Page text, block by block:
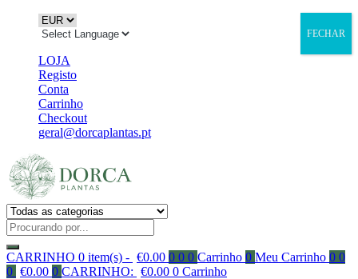
LOJA
Registo
Conta
Carrinho
Checkout
geral@dorcaplantas.pt
CARRINHO 0 item(s) - €0.00 0 0 0 Carrinho 0 Meu Carrinho 0 0
0 €0.00 0 CARRINHO: €0.00 0 Carrinho
FECHAR